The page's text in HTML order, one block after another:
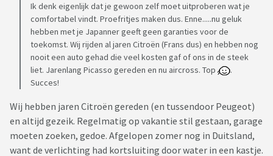
Ik denk eigenlijk dat je gewoon zelf moet uitproberen wat je
comfortabel vindt. Proefritjes maken dus. Enne.....nu geluk
hebben met je Japanner geeft geen garanties voor de
toekomst. Wij rijden al jaren Citroën (Frans dus) en hebben nog
nooit een auto gehad die veel kosten gaf of ons in de steek
liet. Jarenlang Picasso gereden en nu aircross. Top
.
Succes!
Wij hebben jaren Citroën gereden (en tussendoor Peugeot)
en altijd gezeik. Regelmatig op vakantie stil gestaan, garage
moeten zoeken, gedoe. Afgelopen zomer nog in Duitsland,
want de verlichting had kortsluiting door water in een kastje.